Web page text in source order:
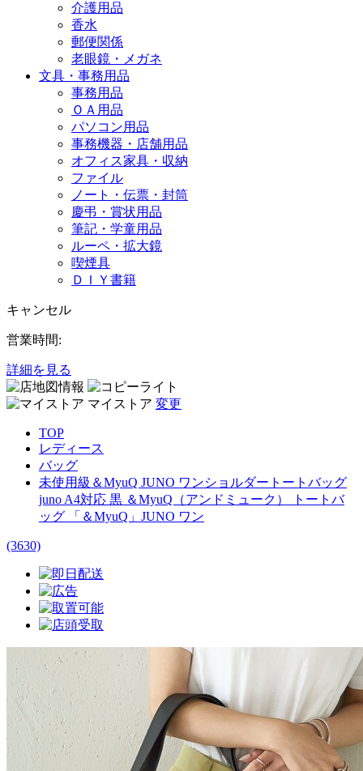
介護用品
香水
郵便関係
老眼鏡・メガネ
文具・事務用品
事務用品
ＯＡ用品
パソコン用品
事務機器・店舗用品
オフィス家具・収納
ファイル
ノート・伝票・封筒
慶弔・賞状用品
筆記・学童用品
ルーペ・拡大鏡
喫煙具
ＤＩＹ書籍
キャンセル
営業時間:
詳細を見る
マイストア 変更
TOP
レディース
バッグ
未使用級＆MyuQ JUNO ワンショルダートートバッグ
juno A4対応 黒 ＆MyuQ（アンドミューク） トートバ
ッグ 「＆MyuQ」JUNO ワン
(3630)